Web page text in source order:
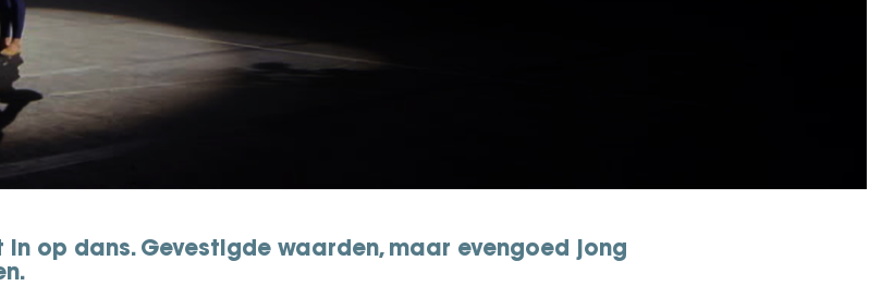
in op dans. Gevestigde waarden, maar evengoed jong